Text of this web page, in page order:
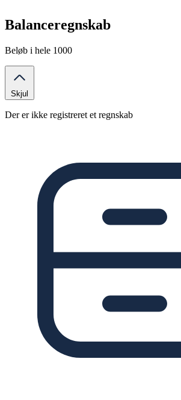
Balanceregnskab
Beløb i hele 1000
Skjul
Der er ikke registreret et regnskab